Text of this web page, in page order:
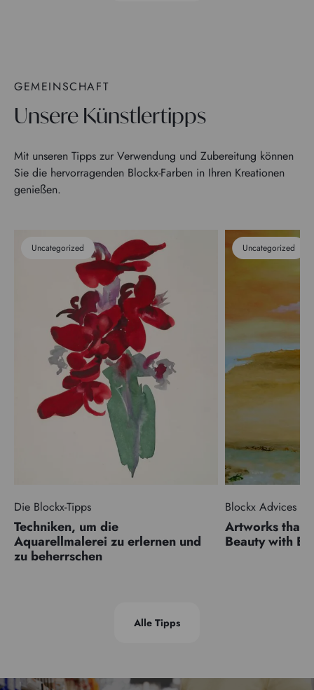
GEMEINSCHAFT
Unsere Künstlertipps
Mit unseren Tipps zur Verwendung und Zubereitung können
Sie die hervorragenden Blockx-Farben in Ihren Kreationen
genießen.
Uncategorized
Die Blockx-Tipps
Techniken, um die
Aquarellmalerei zu erlernen und
zu beherrschen
Uncategorized
Blockx Advices
Artworks that
Beauty with
Alle Tipps